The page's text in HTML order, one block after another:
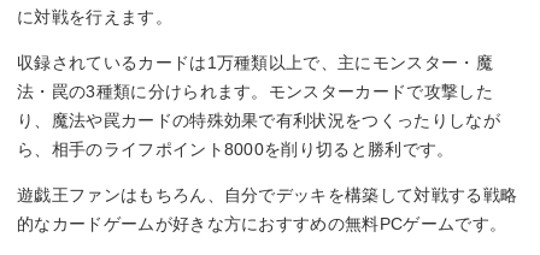
に対戦を行えます。
収録されているカードは1万種類以上で、主にモンスター・魔
法・罠の3種類に分けられます。モンスターカードで攻撃した
り、魔法や罠カードの特殊効果で有利状況をつくったりしなが
ら、相手のライフポイント8000を削り切ると勝利です。
遊戯王ファンはもちろん、自分でデッキを構築して対戦する戦略
的なカードゲームが好きな方におすすめの無料PCゲームです。